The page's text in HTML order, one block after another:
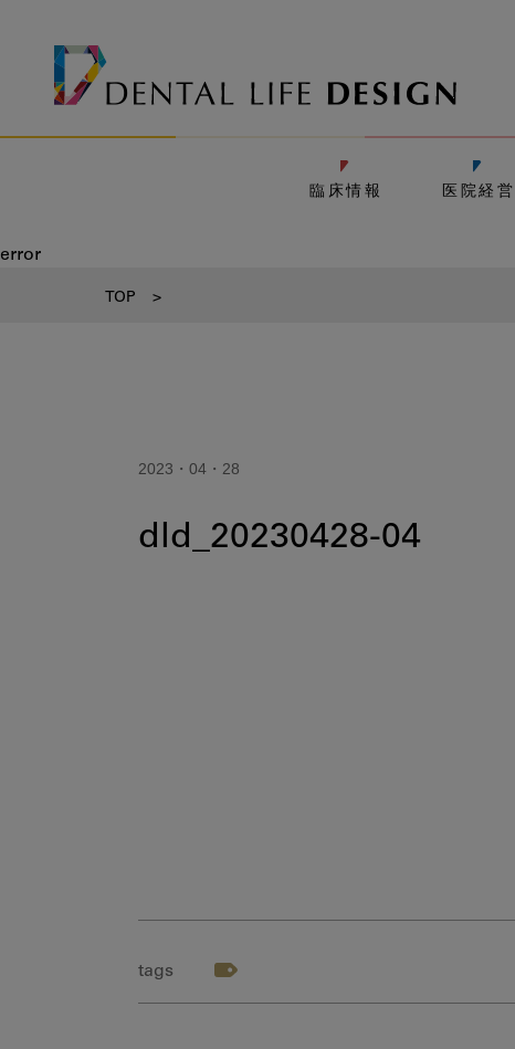
臨床情報 医院経営
error
TOP >
2023・04・28
dld_20230428-04
tags